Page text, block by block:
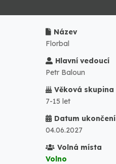
Název
Florbal
Hlavní vedoucí
Petr Baloun
Věková skupina
7-15 let
Datum ukončení
04.06.2027
Volná místa
Volno